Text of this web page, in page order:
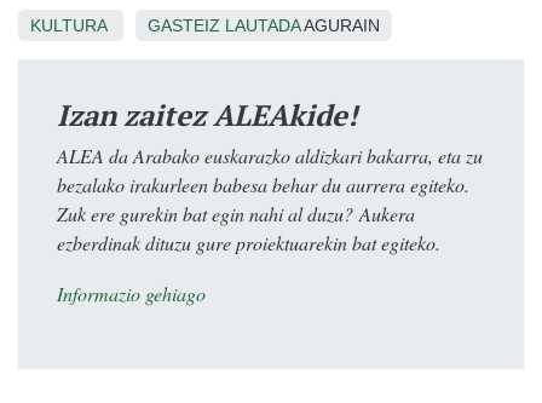
KULTURA GASTEIZ LAUTADAAGURAIN
Izan zaitez ALEAkide!
ALEA da Arabako euskarazko aldizkari bakarra, eta zu
bezalako irakurleen babesa behar du aurrera egiteko.
Zuk ere gurekin bat egin nahi al duzu? Aukera
ezberdinak dituzu gure proiektuarekin bat egiteko.
Informazio gehiago